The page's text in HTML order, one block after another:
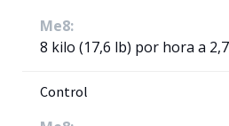
Me8:
8 kilo (17,6 lb) por hora a
Control